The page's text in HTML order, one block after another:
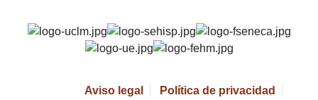
Aviso legal Política de privacidad